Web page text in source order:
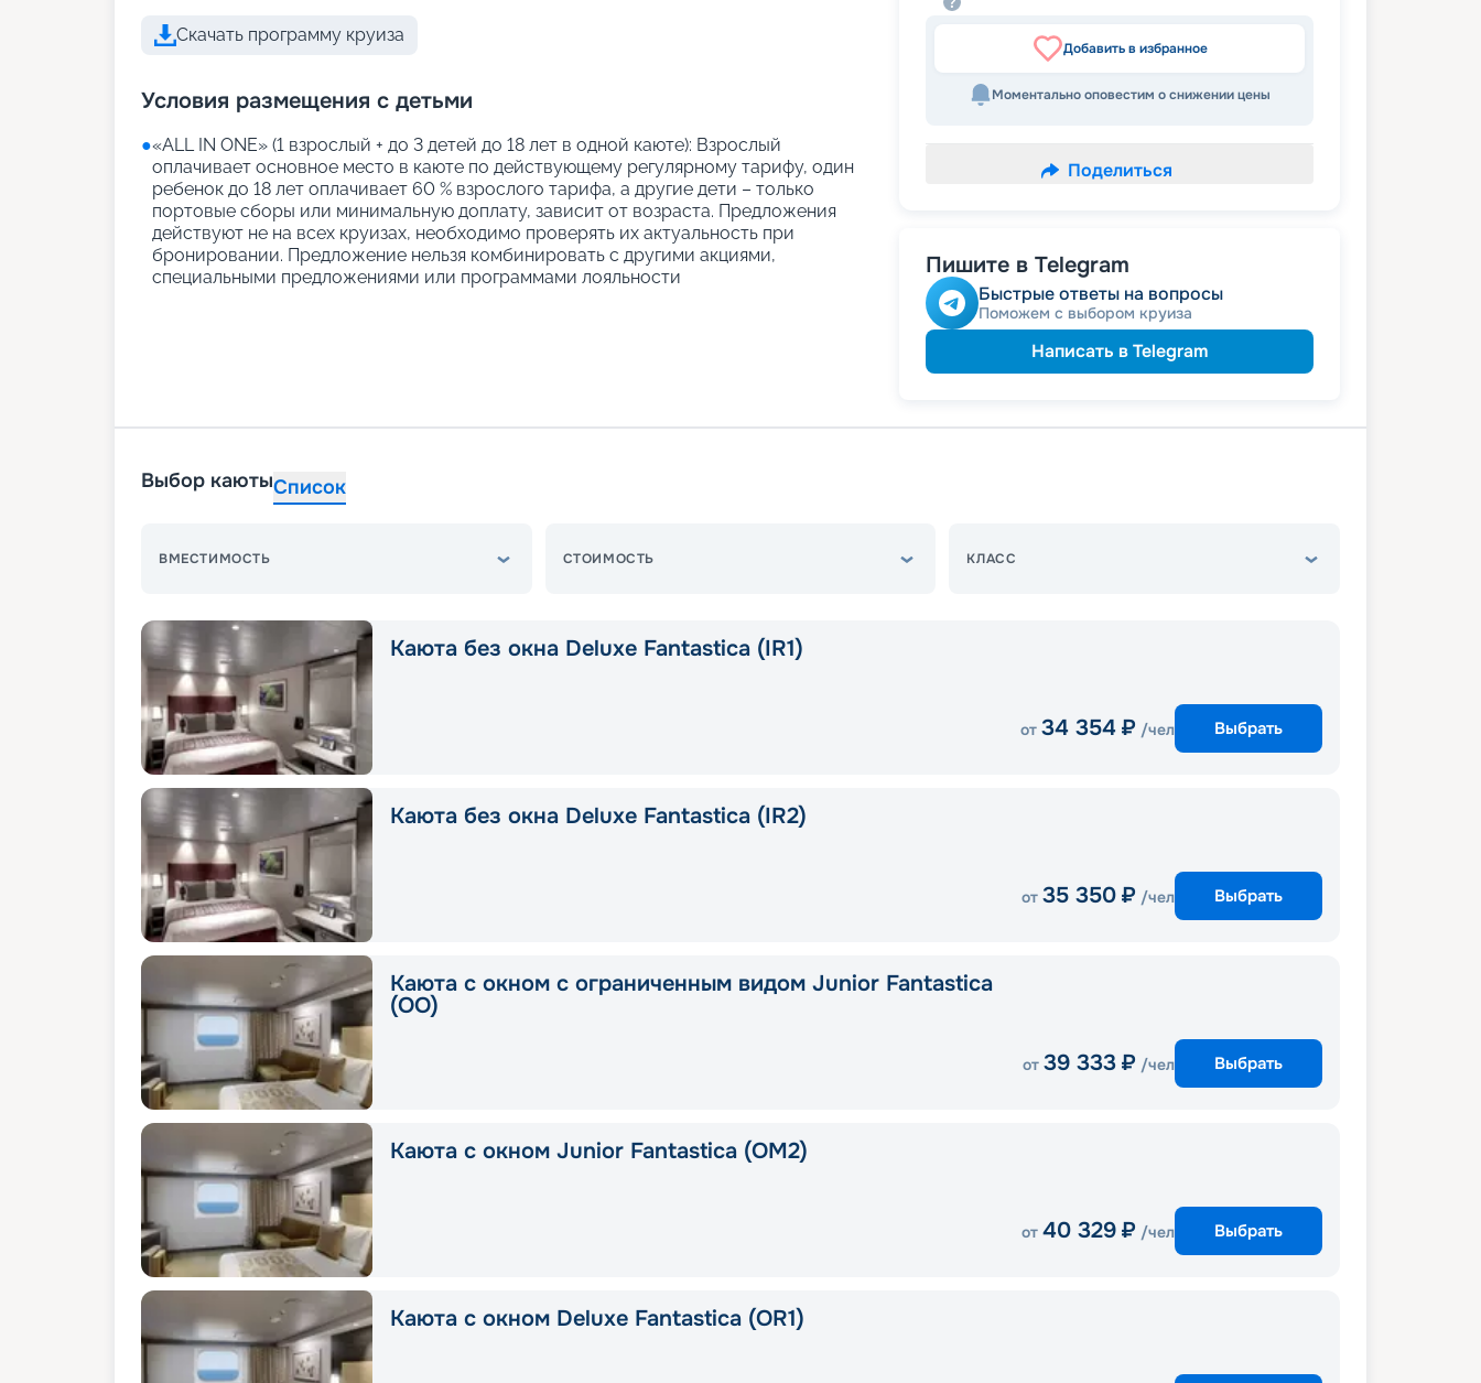
Скачать программу круиза
Условия размещения с детьми
●«АLL IN ONE» (1 взрослый + до 3 детей до 18 лет в одной каюте): Взрослый
оплачивает основное место в каюте по действующему регулярному тарифу, один
ребенок до 18 лет оплачивает 60 % взрослого тарифа, а другие дети – только
портовые сборы или минимальную доплату, зависит от возраста. Предложения
действуют не на всех круизах, необходимо проверять их актуальность при
бронировании. Предложение нельзя комбинировать с другими акциями,
специальными предложениями или программами лояльности
Добавить в избранное
Моментально оповестим о снижении цены
Поделиться
Пишите в Telegram
Быстрые ответы на вопросы
Поможем с выбором круиза
Написать в Telegram
Выбор каютыСписок
ВМЕСТИМОСТЬ СТОИМОСТЬ КЛАСС
Каюта без окна Deluxe Fantastica (IR1)
от 34 354 ₽ /чел Выбрать
Каюта без окна Deluxe Fantastica (IR2)
от 35 350 ₽ /чел Выбрать
Каюта с окном с ограниченным видом Junior Fantastica
(OO)
от 39 333 ₽ /чел Выбрать
Каюта с окном Junior Fantastica (OM2)
от 40 329 ₽ /чел Выбрать
Каюта с окном Deluxe Fantastica (OR1)